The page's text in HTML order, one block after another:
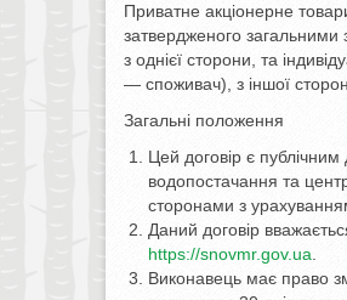
Приватне акціонерне
затвердженого
з однієї сторони, та
— споживач), з іншої
Загальні положення
Цей договір є
водопостачання та
сторонами з
Даний договір
https://snovmr.gov.ua
Виконавець має право